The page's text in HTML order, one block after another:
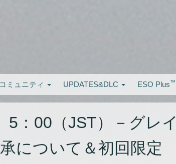
コミュニティ UPDATES&DLC ESO Plus™
5：00（JST）－グレイ
について＆初回限定